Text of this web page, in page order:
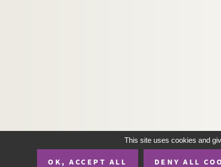
This site uses cookies and
OK, ACCEPT ALL DENY ALL